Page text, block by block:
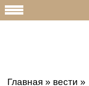
Главная » вести »